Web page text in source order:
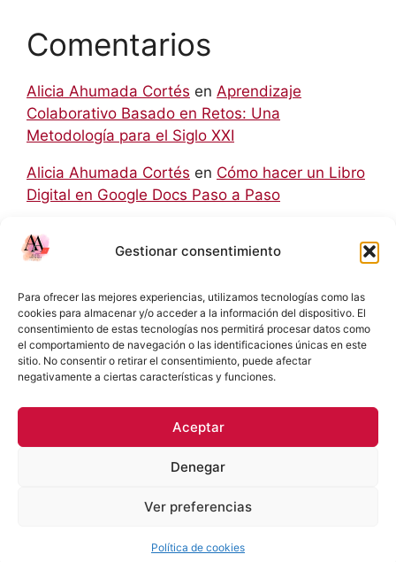
Gestionar consentimiento
Para ofrecer las mejores experiencias, utilizamos tecnologías como las
cookies para almacenar y/o acceder a la información del dispositivo. El
consentimiento de estas tecnologías nos permitirá procesar datos como
el comportamiento de navegación o las identificaciones únicas en este
sitio. No consentir o retirar el consentimiento, puede afectar
negativamente a ciertas características y funciones.
Aceptar
Denegar
Ver preferencias
Política de cookies
Comentarios
Alicia Ahumada Cortés en Aprendizaje
Colaborativo Basado en Retos: Una
Metodología para el Siglo XXI
Alicia Ahumada Cortés en Cómo hacer un Libro
Digital en Google Docs Paso a Paso
hello world
en Retos: Una Metodología para el Siglo XXI
RodolfoenCómo hacer un Libro Digital en
Google Docs Paso a Paso
Eliecer Campos CárdenasenDiferencias y
Relaciones entre las NIC y las NIIF: Una Guía
Política de cookies (UE)
© 2026 Docente TP• Creado con